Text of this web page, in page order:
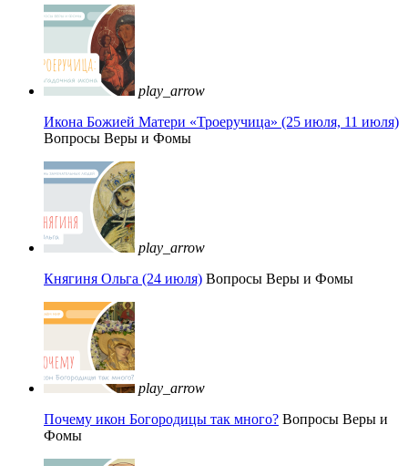
play_arrow
Икона Божией Матери «Троеручица» (25 июля, 11 июля)
Вопросы Веры и Фомы
play_arrow
Княгиня Ольга (24 июля) Вопросы Веры и Фомы
play_arrow
Почему икон Богородицы так много? Вопросы Веры и
Фомы